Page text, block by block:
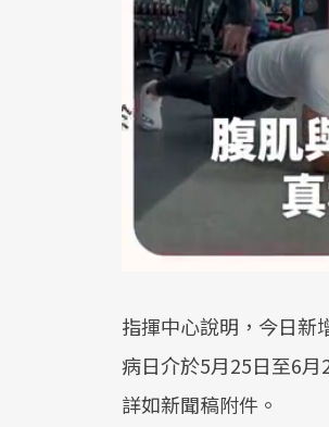
指揮中心說明，今日新
病日介於5月25日至6
詳如新聞稿附件。